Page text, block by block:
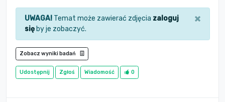
UWAGA! Temat może zawierać zdjęcia zaloguj
się by je zobaczyć.
×
Zobacz wyniki badań
Udostępnij Zgłoś Wiadomość 0